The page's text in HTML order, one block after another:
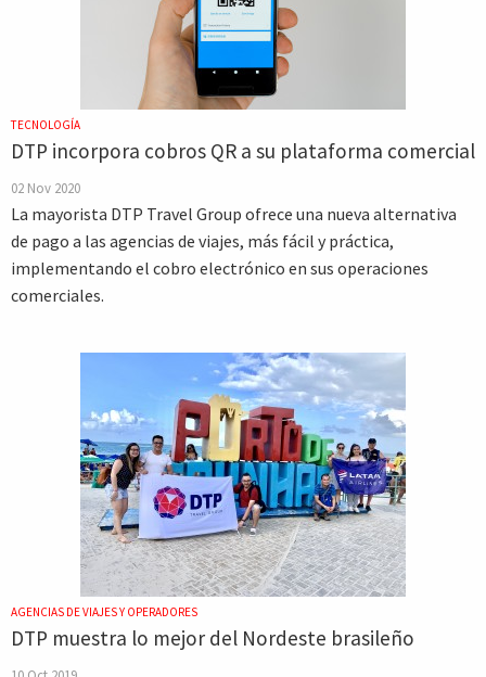
TECNOLOGÍA
DTP incorpora cobros QR a su plataforma comercial
02 Nov 2020
La mayorista DTP Travel Group ofrece una nueva alternativa
de pago a las agencias de viajes, más fácil y práctica,
implementando el cobro electrónico en sus operaciones
comerciales.
AGENCIAS DE VIAJES Y OPERADORES
DTP muestra lo mejor del Nordeste brasileño